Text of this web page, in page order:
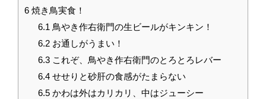
6 焼き鳥実食！
6.1 鳥やき作右衛門の生ビールがキンキン！
6.2お通しがうまい！
6.3これぞ、鳥やき作右衛門のとろとろレバー
6.4せせりと砂肝の食感がたまらない
6.5かわは外はカリカリ、中はジューシー